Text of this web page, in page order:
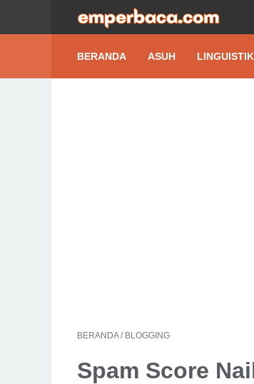
BERANDA ASUH LINGUISTIK
BERANDA / BLOGGING
Spam Score